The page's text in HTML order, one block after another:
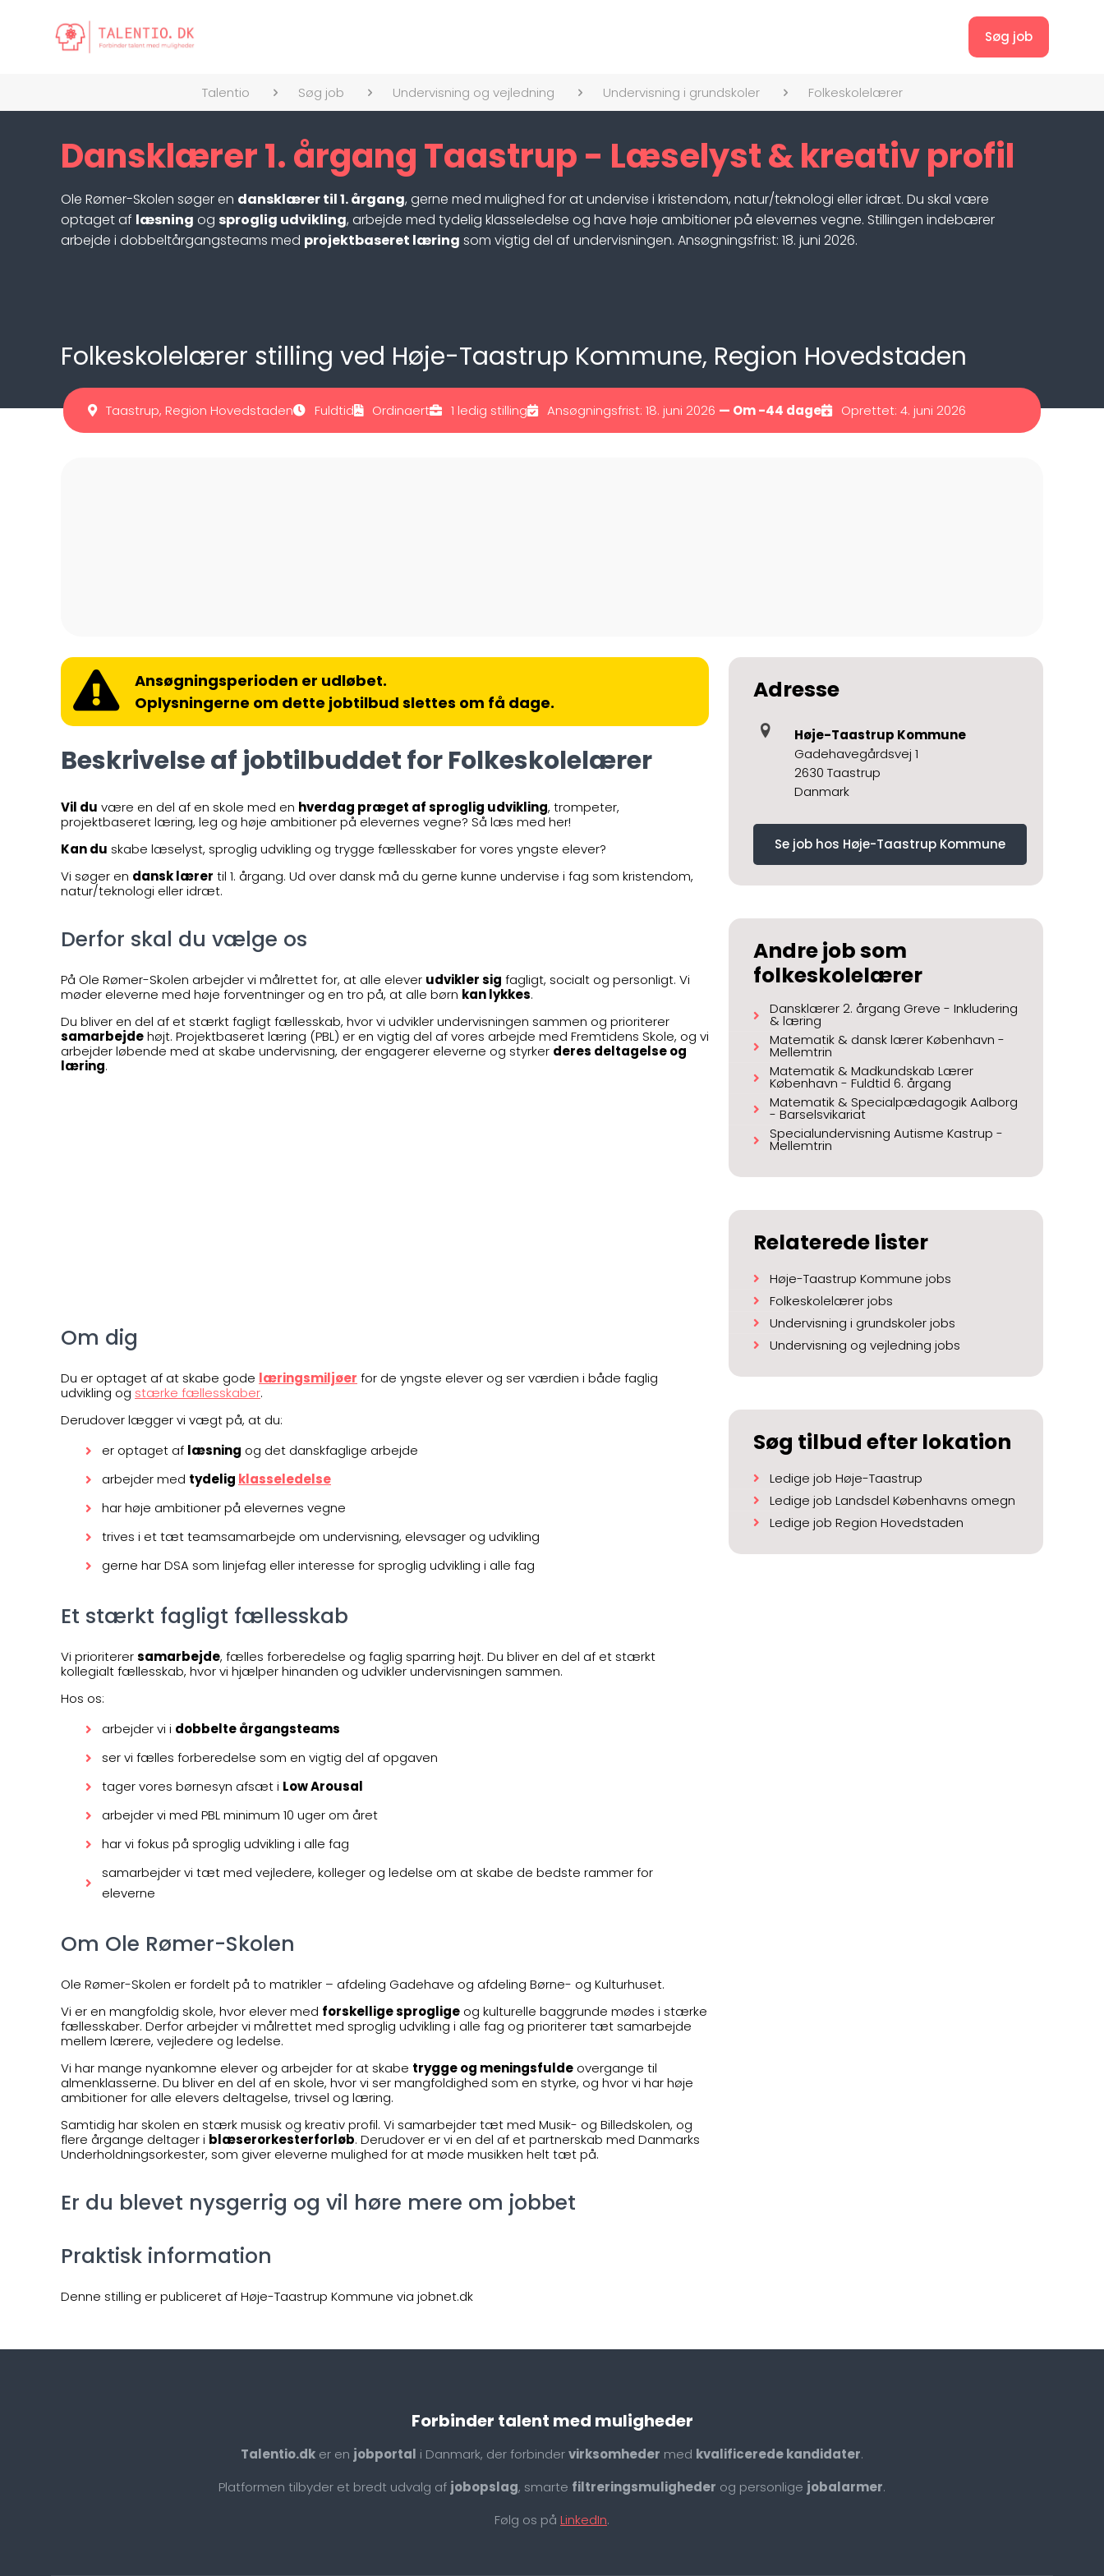
Søg job
Talentio Søg job Undervisning og vejledning Undervisning i grundskoler Folkeskolelærer
Dansklærer 1. årgang Taastrup - Læselyst & kreativ profil
Ole Rømer-Skolen søger en dansklærer til 1. årgang, gerne med mulighed for at undervise i kristendom, natur/teknologi eller idræt. Du skal være
optaget af læsning og sproglig udvikling, arbejde med tydelig klasseledelse og have høje ambitioner på elevernes vegne. Stillingen indebærer
arbejde i dobbeltårgangsteams med projektbaseret læring som vigtig del af undervisningen. Ansøgningsfrist: 18. juni 2026.
Folkeskolelærer stilling ved Høje-Taastrup Kommune, Region Hovedstaden
Taastrup, Region Hovedstaden Fuldtid Ordinaert 1 ledig stilling Ansøgningsfrist: 18. juni 2026 — Om -44 dage Oprettet: 4. juni 2026
Ansøgningsperioden er udløbet.
Oplysningerne om dette jobtilbud slettes om få dage.
Beskrivelse af jobtilbuddet for Folkeskolelærer
Vil du være en del af en skole med en hverdag præget af sproglig udvikling, trompeter,
projektbaseret læring, leg og høje ambitioner på elevernes vegne? Så læs med her!
Kan du skabe læselyst, sproglig udvikling og trygge fællesskaber for vores yngste elever?
Vi søger en dansk lærer til 1. årgang. Ud over dansk må du gerne kunne undervise i fag som kristendom,
natur/teknologi eller idræt.
Derfor skal du vælge os
På Ole Rømer-Skolen arbejder vi målrettet for, at alle elever udvikler sig fagligt, socialt og personligt. Vi
møder eleverne med høje forventninger og en tro på, at alle børn kan lykkes.
Du bliver en del af et stærkt fagligt fællesskab, hvor vi udvikler undervisningen sammen og prioriterer
samarbejdehøjt. Projektbaseret læring (PBL) er en vigtig del af vores arbejde med Fremtidens Skole, og vi
arbejder løbende med at skabe undervisning, der engagerer eleverne og styrker deres deltagelse og
læring.
Om dig
Du er optaget af at skabe gode læringsmiljøer for de yngste elever og ser værdien i både faglig
udvikling og stærke fællesskaber.
Derudover lægger vi vægt på, at du:
er optaget af læsning og det danskfaglige arbejde
arbejder med tydelig klasseledelse
har høje ambitioner på elevernes vegne
trives i et tæt teamsamarbejde om undervisning, elevsager og udvikling
gerne har DSA som linjefag eller interesse for sproglig udvikling i alle fag
Et stærkt fagligt fællesskab
Vi prioriterersamarbejde, fælles forberedelse og faglig sparring højt. Du bliver en del af et stærkt
kollegialt fællesskab, hvor vi hjælper hinanden og udvikler undervisningen sammen.
Hos os:
arbejder vi i dobbelte årgangsteams
ser vi fælles forberedelse som en vigtig del af opgaven
tager vores børnesyn afsæt i Low Arousal
arbejder vi med PBL minimum 10 uger om året
har vi fokus på sproglig udvikling i alle fag
samarbejder vi tæt med vejledere, kolleger og ledelse om at skabe de bedste rammer for
eleverne
Om Ole Rømer-Skolen
Ole Rømer-Skolen er fordelt på to matrikler – afdeling Gadehave og afdeling Børne- og Kulturhuset.
Vi er en mangfoldig skole, hvor elever med forskellige sproglige og kulturelle baggrunde mødes i stærke
fællesskaber. Derfor arbejder vi målrettet med sproglig udvikling i alle fag og prioriterer tæt samarbejde
mellem lærere, vejledere og ledelse.
Vi har mange nyankomne elever og arbejder for at skabe trygge og meningsfulde overgange til
almenklasserne. Du bliver en del af en skole, hvor vi ser mangfoldighed som en styrke, og hvor vi har høje
ambitioner for alle elevers deltagelse, trivsel og læring.
Samtidig har skolen en stærk musisk og kreativ profil. Vi samarbejder tæt med Musik- og Billedskolen, og
flere årgange deltager i blæserorkesterforløb. Derudover er vi en del af et partnerskab med Danmarks
Underholdningsorkester, som giver eleverne mulighed for at møde musikken helt tæt på.
Er du blevet nysgerrig og vil høre mere om jobbet
Praktisk information
Denne stilling er publiceret af Høje-Taastrup Kommune via jobnet.dk
Adresse
Høje-Taastrup Kommune
Gadehavegårdsvej 1
2630 Taastrup
Danmark
Se job hos Høje-Taastrup Kommune
Andre job som
folkeskolelærer
Dansklærer 2. årgang Greve - Inkludering
& læring
Matematik & dansk lærer København -
Mellemtrin
Matematik & Madkundskab Lærer
København - Fuldtid 6. årgang
Matematik & Specialpædagogik Aalborg
- Barselsvikariat
Specialundervisning Autisme Kastrup -
Mellemtrin
Relaterede lister
Høje-Taastrup Kommune jobs
Folkeskolelærer jobs
Undervisning i grundskoler jobs
Undervisning og vejledning jobs
Søg tilbud efter lokation
Ledige job Høje-Taastrup
Ledige job Landsdel Københavns omegn
Ledige job Region Hovedstaden
Forbinder talent med muligheder
Talentio.dk er en jobportal i Danmark, der forbindervirksomheder med kvalificerede kandidater.
Platformen tilbyder et bredt udvalg af jobopslag, smarte filtreringsmuligheder og personlige jobalarmer.
Følg os på LinkedIn.